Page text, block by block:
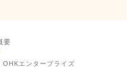
要
OHKエンタープライズ